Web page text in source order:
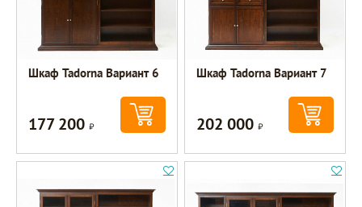
Шкаф Tadorna Вариант 6
177 200Р
Шкаф Tadorna Вариант 7
202 000Р